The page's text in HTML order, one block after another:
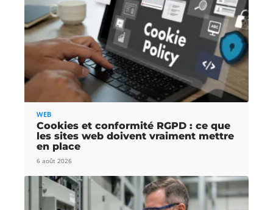
WEB
Cookies et conformité RGPD : ce que
les sites web doivent vraiment mettre
en place
6 août 2026